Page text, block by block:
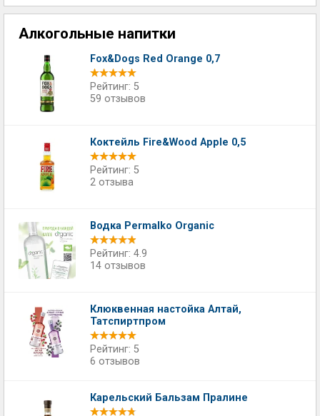
Алкогольные напитки
Fox&Dogs Red Orange 0,7
Рейтинг: 5
59 отзывов
Коктейль Fire&Wood Apple 0,5
Рейтинг: 5
2 отзыва
Водка Permalko Organic
Рейтинг: 4.9
14 отзывов
Клюквенная настойка Алтай,
Татспиртпром
Рейтинг: 5
6 отзывов
Карельский Бальзам Пралине